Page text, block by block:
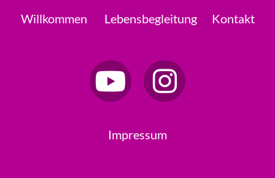
Willkommen Lebensbegleitung Kontakt
Impressum